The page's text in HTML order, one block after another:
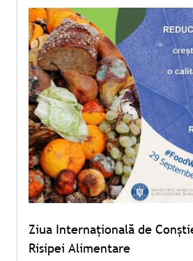
Ziua Internațională de
Risipei Alimentare